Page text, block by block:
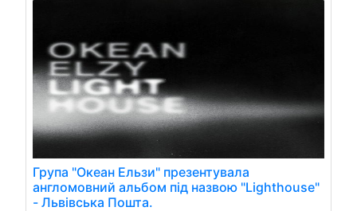
Група "Океан Ельзи" презентувала
англомовний альбом під назвою "Lighthouse"
- Львівська Пошта.